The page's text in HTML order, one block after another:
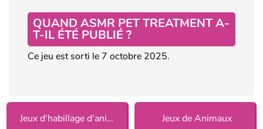
QUAND ASMR PET TREATMENT A-
T-IL ÉTÉ PUBLIÉ ?
Ce jeu est sorti le 7 octobre 2025.
Jeux d'habillage d'animaux Jeux de Animaux